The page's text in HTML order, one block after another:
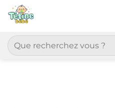
contenu
Recherche
pour :